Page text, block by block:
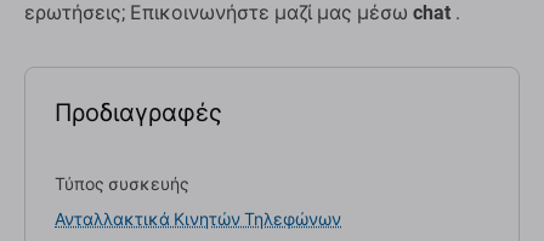
ερωτήσεις; Επικοινωνήστε μαζί μας μέσω chat .
Προδιαγραφές
Τύπος συσκευής
Ανταλλακτικά Κινητών Τηλεφώνων